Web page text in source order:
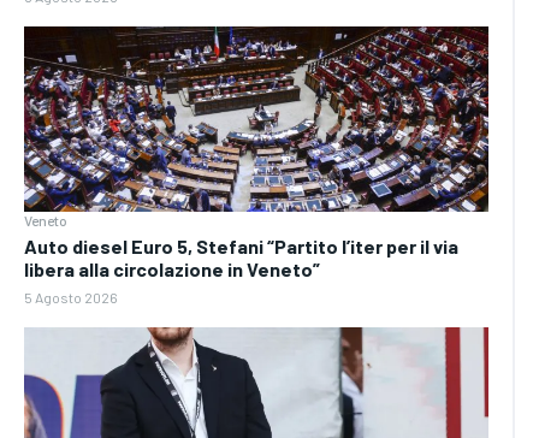
Veneto
Auto diesel Euro 5, Stefani “Partito l’iter per il via
libera alla circolazione in Veneto”
5 Agosto 2026